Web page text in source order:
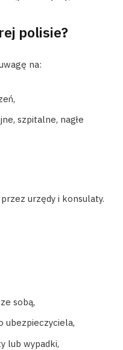
polisie?
na:
szpitalne, nagłe
urzędy i konsulaty.
sobą,
ubezpieczyciela,
lub wypadki,